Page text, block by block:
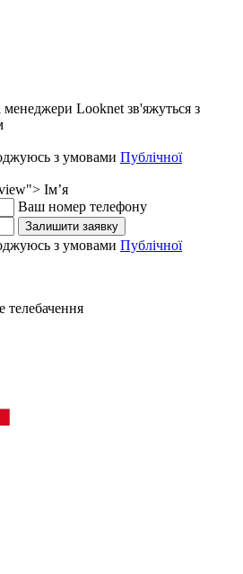
Looknet зв'яжуться з
з умовами Публічної
Ім’я
Ваш номер телефону
Залишити заявку
з умовами Публічної
телебачення